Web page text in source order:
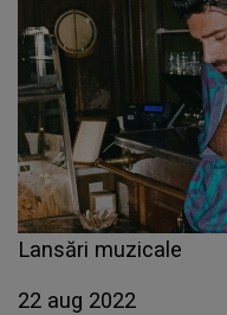
Lansări muzicale
22 aug 2022